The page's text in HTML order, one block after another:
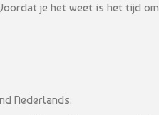
je het weet is het tijd
Nederlands.